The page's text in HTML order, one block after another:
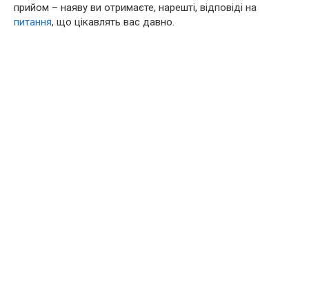
прийом – наяву ви отримаєте, нарешті, відповіді на
питання, що цікавлять вас давно.